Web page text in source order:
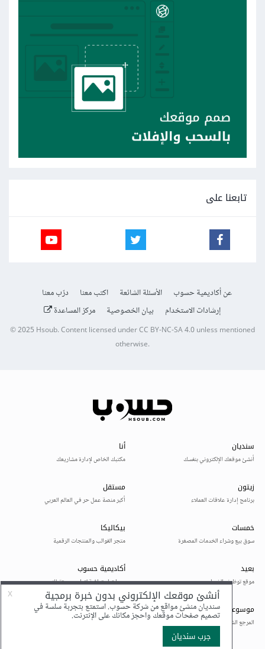
تابعنا على
عن أكاديمية حسوب الأسئلة الشائعة اكتب معنا
درّب معنا
إرشادات الاستخدام
بيان الخصوصية مركز المساعدة
© 2025Hsoub.Content licensed underCC BY-NC-SA 4.0unless mentioned
otherwise.